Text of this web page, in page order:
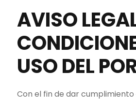
AVISO
USO DEL
Con el fin de dar cumplimiento